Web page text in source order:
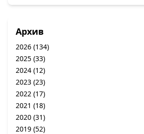
Архив
2026 (134)
2025 (33)
2024 (12)
2023 (23)
2022 (17)
2021 (18)
2020 (31)
2019 (52)